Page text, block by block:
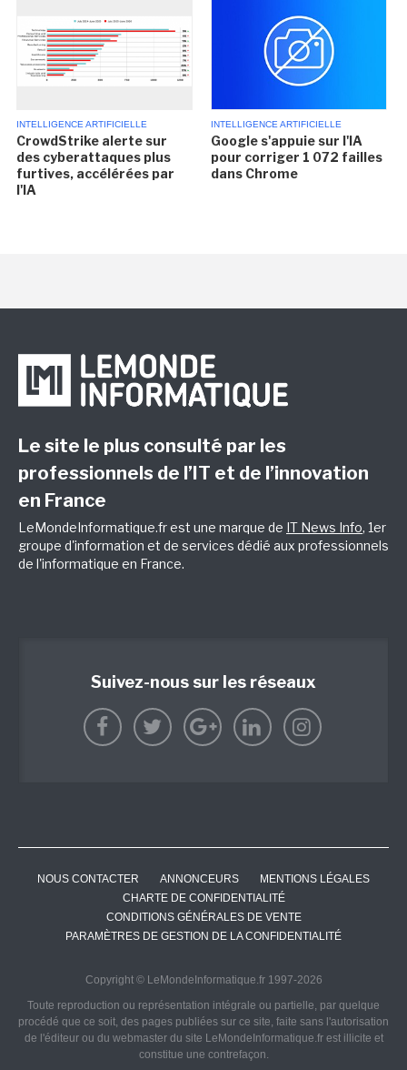
INTELLIGENCE ARTIFICIELLE
CrowdStrike alerte sur
des cyberattaques plus
furtives, accélérées par
l'IA
INTELLIGENCE ARTIFICIELLE
Google s'appuie sur l'IA
pour corriger 1 072 failles
dans Chrome
Le site le plus consulté par les
professionnels de l’IT et de l’innovation
en France
LeMondeInformatique.fr est une marque de IT News Info, 1er
groupe d'information et de services dédié aux professionnels
de l'informatique en France.
Suivez-nous sur les réseaux
NOUS CONTACTER ANNONCEURS
MENTIONS LÉGALES
CHARTE DE CONFIDENTIALITÉ
CONDITIONS GÉNÉRALES DE VENTE
PARAMÈTRES DE GESTION DE LA CONFIDENTIALITÉ
Copyright © LeMondeInformatique.fr 1997-2026
Toute reproduction ou représentation intégrale ou partielle, par quelque
procédé que ce soit, des pages publiées sur ce site, faite sans l'autorisation
de l'éditeur ou du webmaster du site LeMondeInformatique.fr est illicite et
constitue une contrefaçon.